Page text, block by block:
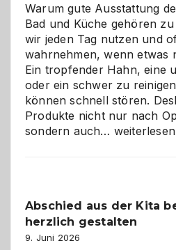
Warum gute Ausstattung
Bad und Küche gehören
wir jeden Tag nutzen und
wahrnehmen, wenn etwas
Ein tropfender Hahn, eine
oder ein schwer zu
können schnell stören.
Produkte nicht nur nach
sondern auch… Bad
verstehen
weiterlesen
Abschied aus der Kita
herzlich gestalten
9. Juni 2026